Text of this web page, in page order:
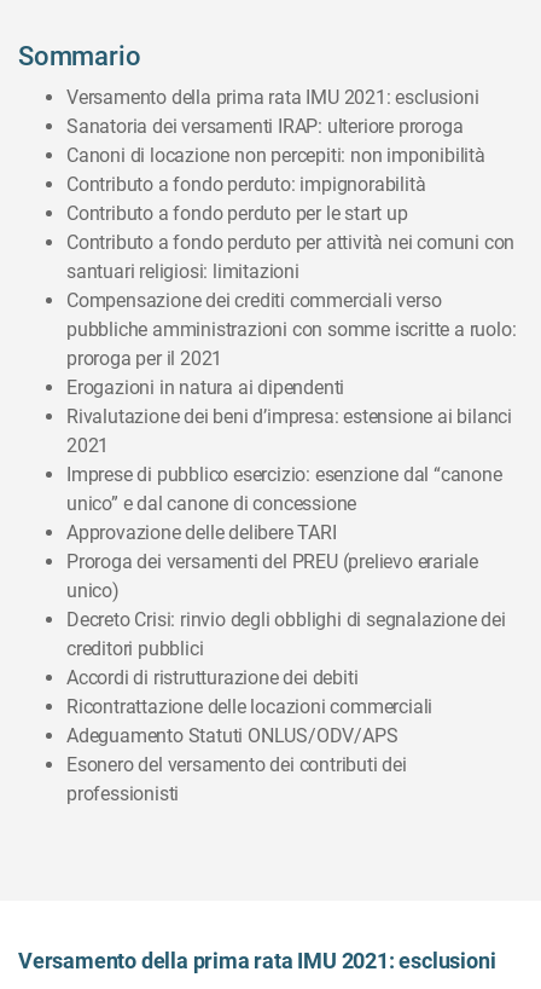
Sommario
Versamento della prima rata IMU 2021: esclusioni
Sanatoria dei versamenti IRAP: ulteriore proroga
Canoni di locazione non percepiti: non imponibilità
Contributo a fondo perduto: impignorabilità
Contributo a fondo perduto per le start up
Contributo a fondo perduto per attività nei comuni con
santuari religiosi: limitazioni
Compensazione dei crediti commerciali verso
pubbliche amministrazioni con somme iscritte a ruolo:
proroga per il 2021
Erogazioni in natura ai dipendenti
Rivalutazione dei beni d’impresa: estensione ai bilanci
2021
Imprese di pubblico esercizio: esenzione dal “canone
unico” e dal canone di concessione
Approvazione delle delibere TARI
Proroga dei versamenti del PREU (prelievo erariale
unico)
Decreto Crisi: rinvio degli obblighi di segnalazione dei
creditori pubblici
Accordi di ristrutturazione dei debiti
Ricontrattazione delle locazioni commerciali
Adeguamento Statuti ONLUS/ODV/APS
Esonero del versamento dei contributi dei
professionisti
Versamento della prima rata IMU 2021: esclusioni